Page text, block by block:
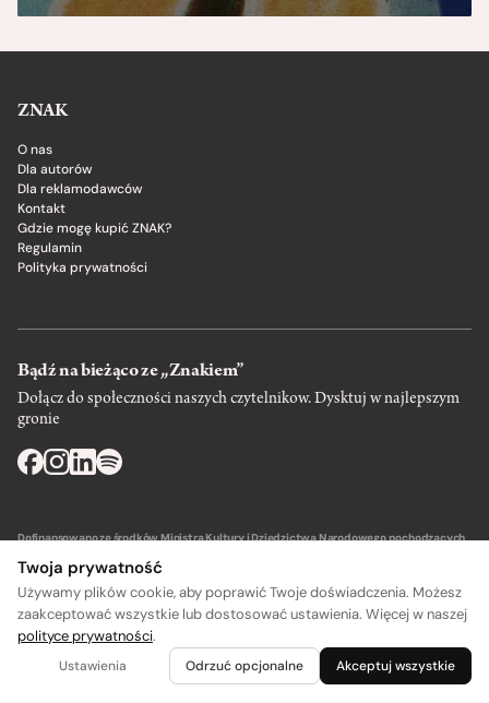
ZNAK
O nas
Dla autorów
Dla reklamodawców
Kontakt
Gdzie mogę kupić ZNAK?
Regulamin
Polityka prywatności
Bądź na bieżąco ze „Znakiem”
Dołącz do społeczności naszych czytelnikow. Dysktuj w najlepszym
gronie
Dofinansowano ze środków Ministra Kultury i Dziedzictwa Narodowego pochodzących
Wydawca: SIW Znak w Krakowie
Twoja prywatność
Używamy plików cookie, aby poprawić Twoje doświadczenia. Możesz
zaakceptować wszystkie lub dostosować ustawienia. Więcej w naszej
polityce prywatności.
Ustawienia Odrzuć opcjonalne Akceptuj wszystkie